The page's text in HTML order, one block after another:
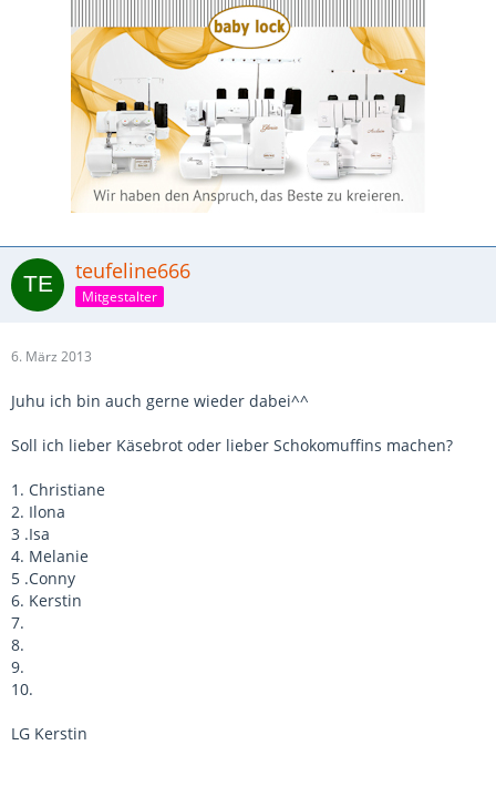
teufeline666
Mitgestalter
6. März 2013
Juhu ich bin auch gerne wieder dabei^^
Soll ich lieber Käsebrot oder lieber Schokomuffins machen?
1. Christiane
2. Ilona
3 .Isa
4. Melanie
5 .Conny
6. Kerstin
7.
8.
9.
10.
LG Kerstin